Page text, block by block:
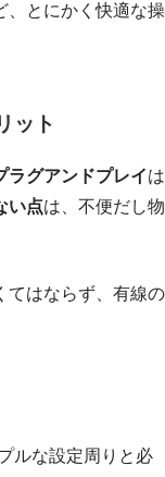
、とにかく快適な操
ット
ラグアンドプレイは
い点は、不便だし物
てはならず、有線の
ルな設定周りと必